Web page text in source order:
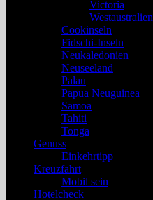
Victoria
Westaustralien
Cookinseln
Fidschi-Inseln
Neukaledonien
Neuseeland
Palau
Papua Neuguinea
Samoa
Tahiti
Tonga
Genuss
Einkehrtipp
Kreuzfahrt
Mobil sein
Hotelcheck